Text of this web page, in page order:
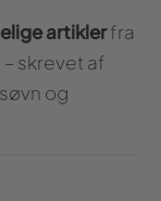
artiklerfra
skrevet af
og